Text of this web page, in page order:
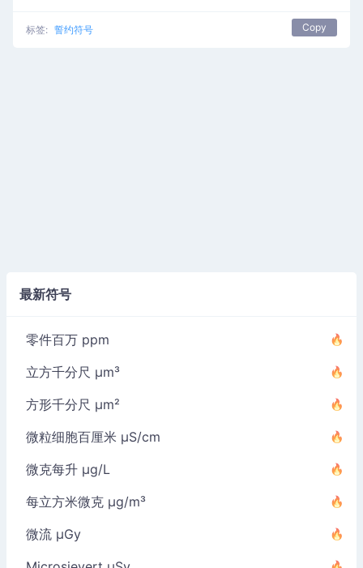
标签: 誓约符号 Copy
最新符号
零件百万 ppm
立方千分尺 µm³
方形千分尺 µm²
微粒细胞百厘米 µS/cm
微克每升 µg/L
每立方米微克 µg/m³
微流 µGy